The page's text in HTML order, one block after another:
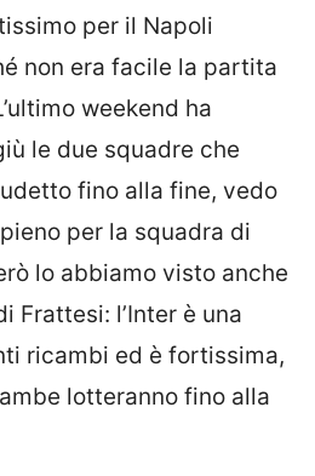
per il Napoli
non era facile la partita
weekend ha
le due squadre che
fino alla fine, vedo
per la squadra di
lo abbiamo visto anche
Frattesi: l’Inter è una
ricambi ed è fortissima,
lotteranno fino alla